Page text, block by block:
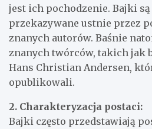
jest ich pochodzenie. Bajki
przekazywane ustnie przez
znanych autorów. Baśnie
znanych twórców, takich jak
Hans Christian Andersen,
opublikowali.
2. Charakteryzacja postaci:
Bajki często przedstawiają